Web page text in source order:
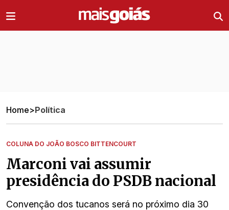
Home>Política
COLUNA DO JOÃO BOSCO BITTENCOURT
Marconi vai assumir
presidência do PSDB nacional
Convenção dos tucanos será no próximo dia 30